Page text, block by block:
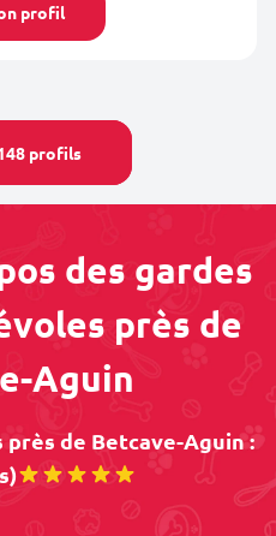
profil
profils
des gardes
près de
Aguin
de Betcave-Aguin :